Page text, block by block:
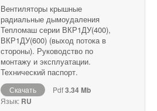
Вентиляторы крышные
радиальные дымоудаления
Тепломаш серии ВКР1ДУ(400),
ВКР1ДУ(600) (выход потока в
стороны). Руководство по
монтажу и эксплуатации.
Технический паспорт.
Скачать Pdf3.34 Mb
Язык: RU